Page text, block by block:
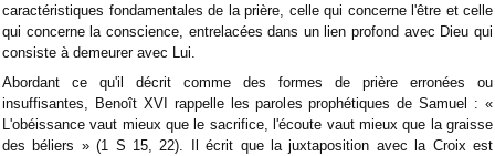
caractéristiques fondamentales de la prière, celle qui concerne l'être et celle
qui concerne la conscience, entrelacées dans un lien profond avec Dieu qui
consiste à demeurer avec Lui.
Abordant ce qu'il décrit comme des formes de prière erronées ou
insuffisantes, Benoît XVI rappelle les paroles prophétiques de Samuel : «
L'obéissance vaut mieux que le sacrifice, l'écoute vaut mieux que la graisse
des béliers » (1 S 15, 22). Il écrit que la juxtaposition avec la Croix est